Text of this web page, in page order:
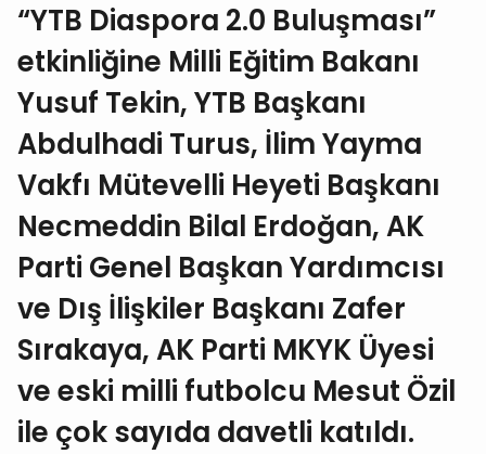
“YTB Diaspora 2.0 Buluşması”
etkinliğine Milli Eğitim Bakanı
Yusuf Tekin, YTB Başkanı
Abdulhadi Turus, İlim Yayma
Vakfı Mütevelli Heyeti Başkanı
Necmeddin Bilal Erdoğan, AK
Parti Genel Başkan Yardımcısı
ve Dış İlişkiler Başkanı Zafer
Sırakaya, AK Parti MKYK Üyesi
ve eski milli futbolcu Mesut Özil
ile çok sayıda davetli katıldı.